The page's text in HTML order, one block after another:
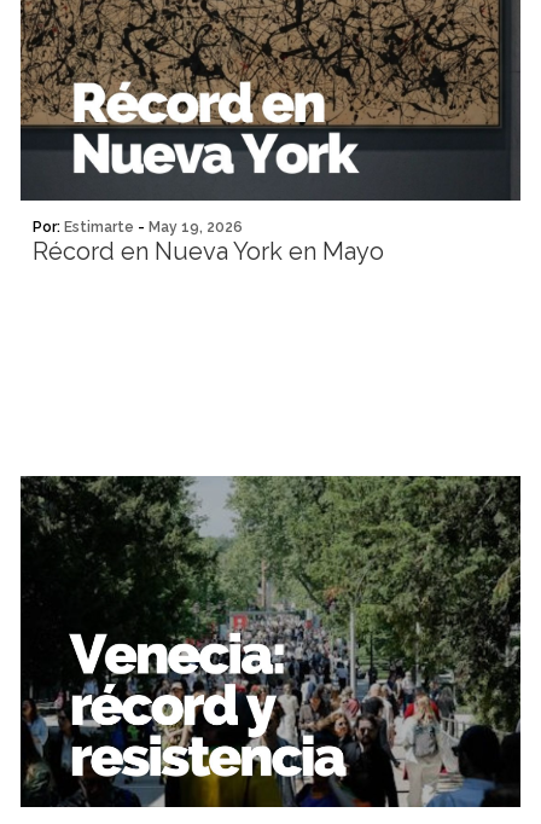
Por: Estimarte - May 19, 2026
Récord en Nueva York en Mayo